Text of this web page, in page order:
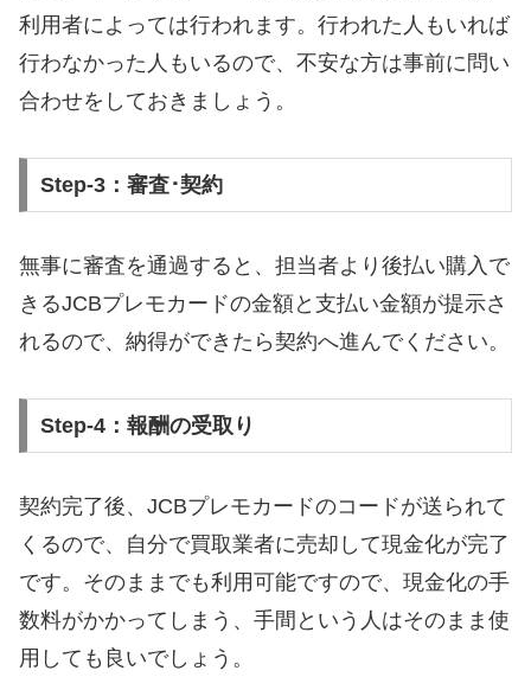
利用者によっては行われます。行われた人もいれば
行わなかった人もいるので、不安な方は事前に問い
合わせをしておきましょう。
Step-3：審査･契約
無事に審査を通過すると、担当者より後払い購入で
きるJCBプレモカードの金額と支払い金額が提示さ
れるので、納得ができたら契約へ進んでください。
Step-4：報酬の受取り
契約完了後、JCBプレモカードのコードが送られて
くるので、自分で買取業者に売却して現金化が完了
です。そのままでも利用可能ですので、現金化の手
数料がかかってしまう、手間という人はそのまま使
用しても良いでしょう。